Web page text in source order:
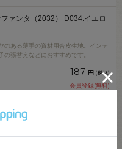
ァンタ（2032） D034.イエロ
のある薄手の資材用合皮生地。インテ
の張替えなどにおすすめです。
187 円 (税込)
会員登録(無料)